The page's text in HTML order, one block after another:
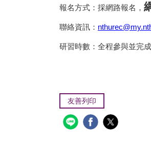
報名方式：採網路報名，
聯絡資訊：
研習時數：全程參與並完
友善列印